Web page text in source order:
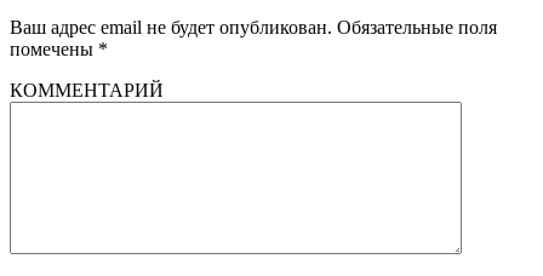
Ваш адрес email не будет опубликован. Обязательные поля
помечены *
КОММЕНТАРИЙ